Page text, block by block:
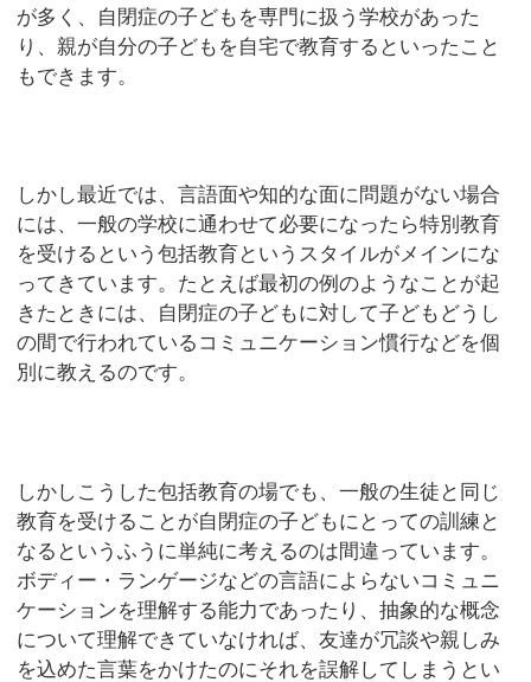
が多く、自閉症の子どもを専門に扱う学校があった
り、親が自分の子どもを自宅で教育するといったこと
もできます。
しかし最近では、言語面や知的な面に問題がない場合
には、一般の学校に通わせて必要になったら特別教育
を受けるという包括教育というスタイルがメインにな
ってきています。たとえば最初の例のようなことが起
きたときには、自閉症の子どもに対して子どもどうし
の間で行われているコミュニケーション慣行などを個
別に教えるのです。
しかしこうした包括教育の場でも、一般の生徒と同じ
教育を受けることが自閉症の子どもにとっての訓練と
なるというふうに単純に考えるのは間違っています。
ボディー・ランゲージなどの言語によらないコミュニ
ケーションを理解する能力であったり、抽象的な概念
について理解できていなければ、友達が冗談や親しみ
を込めた言葉をかけたのにそれを誤解してしまうとい